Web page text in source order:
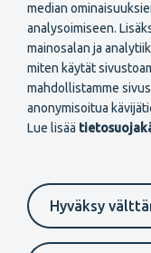
median
analysoimiseen.
mainosalan ja
miten käytät
mahdollistamme
anonymisoitua
Lue lisää
Hyväksy
FI
Evästeasetukset
Suomeksi In